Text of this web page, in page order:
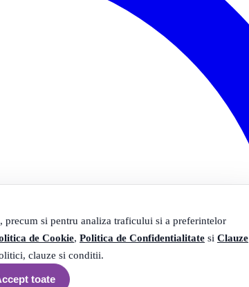
precum si pentru analiza traficului si a preferintelor
de Cookie, Politica de Confidentialitate si Clauze
clauze si conditii.
toate